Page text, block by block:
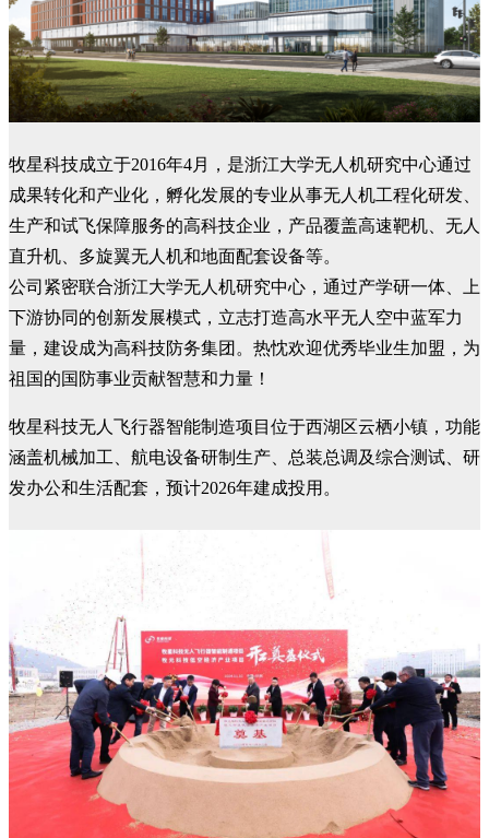
牧星科技成立于2016年4月，是浙江大学无人机研究中心通过
成果转化和产业化，孵化发展的专业从事无人机工程化研发、
生产和试飞保障服务的高科技企业，产品覆盖高速靶机、无人
直升机、多旋翼无人机和地面配套设备等。
公司紧密联合浙江大学无人机研究中心，通过产学研一体、上
下游协同的创新发展模式，立志打造高水平无人空中蓝军力
量，建设成为高科技防务集团。热忱欢迎优秀毕业生加盟，为
祖国的国防事业贡献智慧和力量！
牧星科技无人飞行器智能制造项目位于西湖区云栖小镇，功能
涵盖机械加工、航电设备研制生产、总装总调及综合测试、研
发办公和生活配套，预计2026年建成投用。